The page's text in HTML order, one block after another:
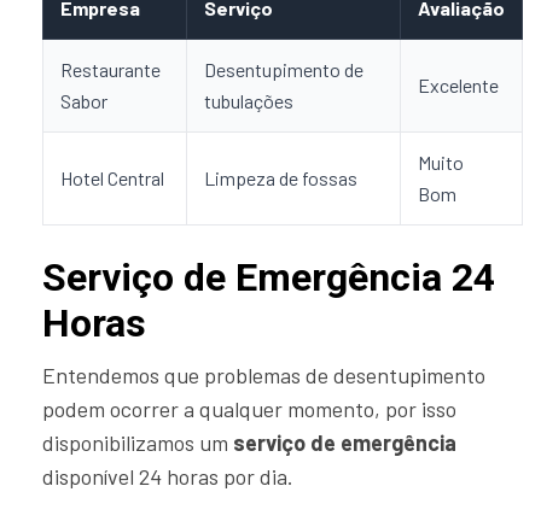
Empresa Serviço Avaliação
Restaurante
Sabor
Desentupimento de
tubulações
Excelente
Hotel Central Limpeza de fossas
Muito
Bom
Serviço de Emergência 24
Horas
Entendemos que problemas de desentupimento
podem ocorrer a qualquer momento, por isso
disponibilizamos um serviço de emergência
disponível 24 horas por dia.